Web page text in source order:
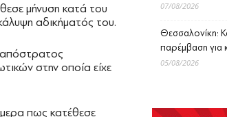
μήνυση κατά του
αδικήματός του.
απόστρατος
στην οποία είχε
πως κατέθεσε
07/08/2026
Θεσσαλονίκη:
παρέμβαση για
05/08/2026